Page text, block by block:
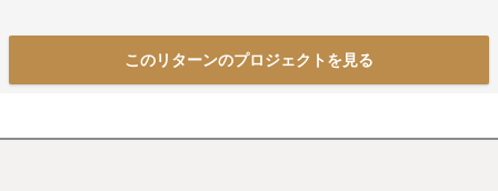
このリターンのプロジェクトを見る